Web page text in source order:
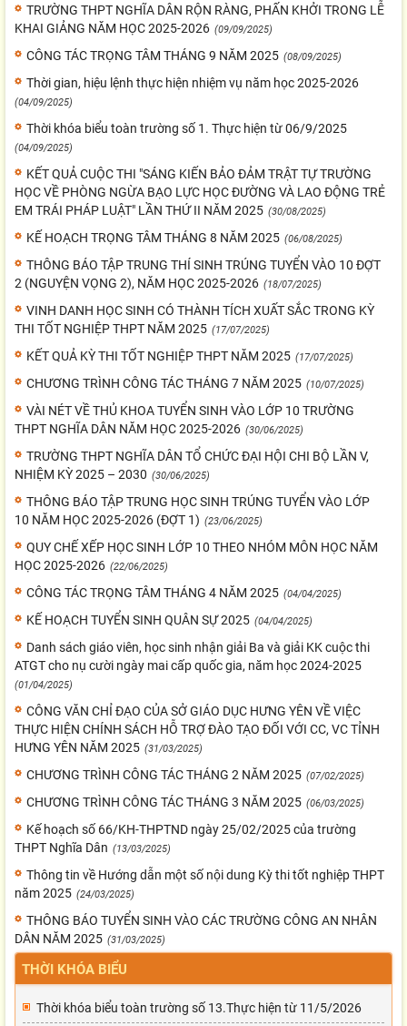
TRƯỜNG THPT NGHĨA DÂN RỘN RÀNG, PHẤN KHỞI TRONG LỄ
KHAI GIẢNG NĂM HỌC 2025-2026 (09/09/2025)
CÔNG TÁC TRỌNG TÂM THÁNG 9 NĂM 2025 (08/09/2025)
Thời gian, hiệu lệnh thực hiện nhiệm vụ năm học 2025-2026
(04/09/2025)
Thời khóa biểu toàn trường số 1. Thực hiện từ 06/9/2025
(04/09/2025)
KẾT QUẢ CUỘC THI "SÁNG KIẾN BẢO ĐẢM TRẬT TỰ TRƯỜNG
HỌC VỀ PHÒNG NGỪA BẠO LỰC HỌC ĐƯỜNG VÀ LAO ĐỘNG TRẺ
EM TRÁI PHÁP LUẬT" LẦN THỨ II NĂM 2025 (30/08/2025)
KẾ HOẠCH TRỌNG TÂM THÁNG 8 NĂM 2025 (06/08/2025)
THÔNG BÁO TẬP TRUNG THÍ SINH TRÚNG TUYỂN VÀO 10 ĐỢT
2 (NGUYỆN VỌNG 2), NĂM HỌC 2025-2026 (18/07/2025)
VINH DANH HỌC SINH CÓ THÀNH TÍCH XUẤT SẮC TRONG KỲ
THI TỐT NGHIỆP THPT NĂM 2025 (17/07/2025)
KẾT QUẢ KỲ THI TỐT NGHIỆP THPT NĂM 2025 (17/07/2025)
CHƯƠNG TRÌNH CÔNG TÁC THÁNG 7 NĂM 2025 (10/07/2025)
VÀI NÉT VỀ THỦ KHOA TUYỂN SINH VÀO LỚP 10 TRƯỜNG
THPT NGHĨA DÂN NĂM HỌC 2025-2026 (30/06/2025)
TRƯỜNG THPT NGHĨA DÂN TỔ CHỨC ĐẠI HỘI CHI BỘ LẦN V,
NHIỆM KỲ 2025 – 2030 (30/06/2025)
THÔNG BÁO TẬP TRUNG HỌC SINH TRÚNG TUYỂN VÀO LỚP
10 NĂM HỌC 2025-2026 (ĐỢT 1) (23/06/2025)
QUY CHẾ XẾP HỌC SINH LỚP 10 THEO NHÓM MÔN HỌC NĂM
HỌC 2025-2026 (22/06/2025)
CÔNG TÁC TRỌNG TÂM THÁNG 4 NĂM 2025 (04/04/2025)
KẾ HOẠCH TUYỂN SINH QUÂN SỰ 2025 (04/04/2025)
Danh sách giáo viên, học sinh nhận giải Ba và giải KK cuộc thi
ATGT cho nụ cười ngày mai cấp quốc gia, năm học 2024-2025
(01/04/2025)
CÔNG VĂN CHỈ ĐẠO CỦA SỞ GIÁO DỤC HƯNG YÊN VỀ VIỆC
THỰC HIỆN CHÍNH SÁCH HỖ TRỢ ĐÀO TẠO ĐỐI VỚI CC, VC TỈNH
HƯNG YÊN NĂM 2025 (31/03/2025)
CHƯƠNG TRÌNH CÔNG TÁC THÁNG 2 NĂM 2025 (07/02/2025)
CHƯƠNG TRÌNH CÔNG TÁC THÁNG 3 NĂM 2025 (06/03/2025)
Kế hoạch số 66/KH-THPTND ngày 25/02/2025 của trường
THPT Nghĩa Dân (13/03/2025)
Thông tin về Hướng dẫn một số nội dung Kỳ thi tốt nghiệp THPT
năm 2025 (24/03/2025)
THÔNG BÁO TUYỂN SINH VÀO CÁC TRƯỜNG CÔNG AN NHÂN
DÂN NĂM 2025 (31/03/2025)
THỜI KHÓA BIỂU
Thời khóa biểu toàn trường số 13.Thực hiện từ 11/5/2026